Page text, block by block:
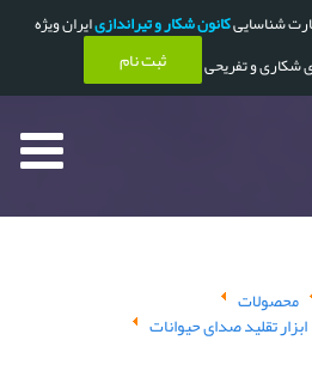
شناساییکانون شکار و تیراندازیایران ویژه
شکاری و تفریحی
ثبت نام
محصولات
ابزار تقلید صدای حیوانات